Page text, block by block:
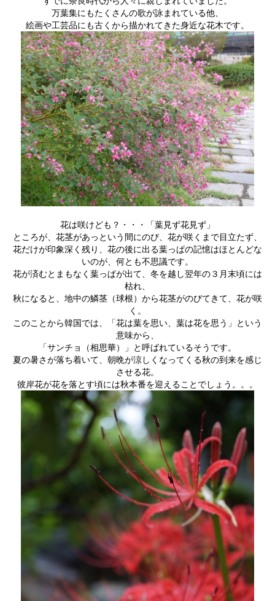
万葉集にもたくさんの歌が詠まれている他、
絵画や工芸品にも古くから描かれてきた身近な花木です。
花は咲けども？・・・「葉見ず花見ず」
ところが、花茎があっという間にのび、花が咲くまで目立たず、
花だけが印象深く残り、花の後に出る葉っぱの記憶はほとんどな
いのが、何とも不思議です。
花が済むとまもなく葉っぱが出て、冬を越し翌年の３月末頃には
枯れ、
秋になると、地中の鱗茎（球根）から花茎がのびてきて、花が咲
く。
このことから韓国では、「花は葉を思い、葉は花を思う」という
意味から、
「サンチョ（相思華）」と呼ばれているそうです。
夏の暑さが落ち着いて、朝晩が涼しくなってくる秋の到来を感じ
させる花。
彼岸花が花を落とす頃には秋本番を迎えることでしょう。。。